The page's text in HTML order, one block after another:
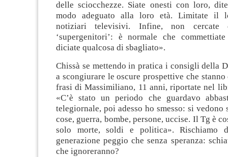
delle sciocchezze. Siate onesti con loro,
modo adeguato alla loro età. Limitate il
notiziari televisivi. Infine, non cercate
‘supergenitori’: è normale che
diciate qualcosa di sbagliato».
Chissà se mettendo in pratica i consigli della
a scongiurare le oscure prospettive che
frasi di Massimiliano, 11 anni, riportate nel
«C’è stato un periodo che guardavo
telegiornale, poi adesso ho smesso: si vedono
cose, guerra, bombe, persone, uccise. Il Tg è
solo morte, soldi e politica». Rischiamo
generazione peggio che senza speranza:
che ignoreranno?